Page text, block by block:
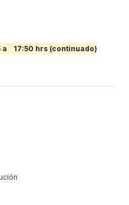
a
17:50 hrs (continuado)